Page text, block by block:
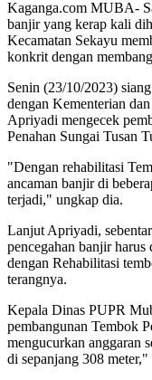
Kaganga.com MUBA-
banjir yang kerap kali
Kecamatan Sekayu
konkrit dengan
Senin (23/10/2023)
dengan Kementerian
Apriyadi mengecek
Penahan Sungai Tusan
"Dengan rehabilitasi
ancaman banjir di
terjadi," ungkap dia.
Lanjut Apriyadi,
pencegahan banjir
dengan Rehabilitasi
terangnya.
Kepala Dinas PUPR
pembangunan Tembok
mengucurkan anggaran
di sepanjang 308